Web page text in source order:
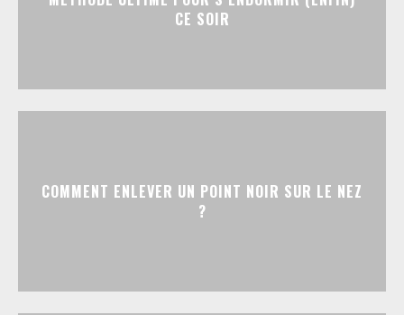
CE SOIR
COMMENT ENLEVER UN POINT NOIR SUR LE NEZ
?